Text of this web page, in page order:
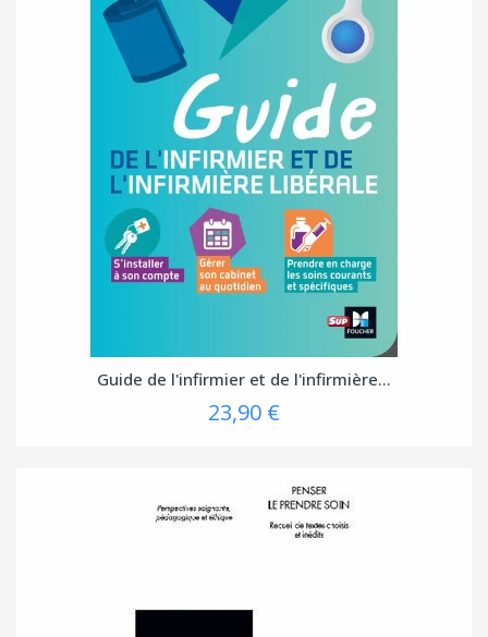
Guide de l'infirmier et de l'infirmière...
23,90 €